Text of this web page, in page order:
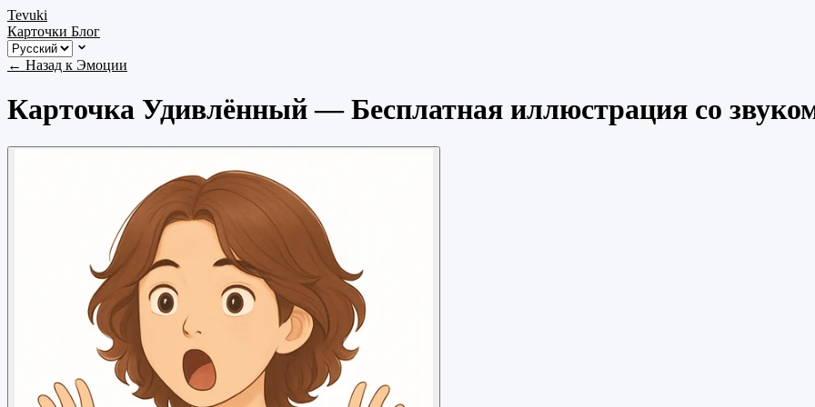
Tevuki
Карточки Блог
← Назад к Эмоции
Карточка Удивлённый — Бесплатная иллюстрация со